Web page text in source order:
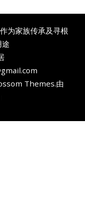
为家族传承及寻根
Themes.由